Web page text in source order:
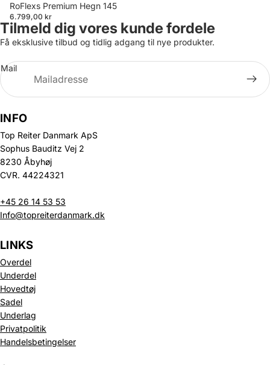
RoFlexs Premium Hegn 145
6.799,00 kr
Tilmeld dig vores kunde fordele
Få eksklusive tilbud og tidlig adgang til nye produkter.
Mail
INFO
Top Reiter Danmark ApS
Sophus Bauditz Vej 2
8230 Åbyhøj
CVR. 44224321
+45 26 14 53 53
Info@topreiterdanmark.dk
LINKS
Overdel
Underdel
Hovedtøj
Sadel
Underlag
Privatpolitik
Handelsbetingelser
Politik om beskyttelse af persondata
Refusionspolitik
Leveringspolitik